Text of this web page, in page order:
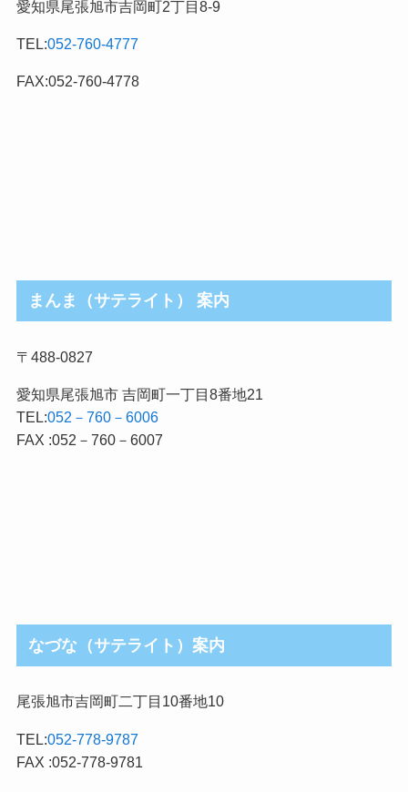
カ
ゴ
リ
愛知県尾張旭市吉岡町2丁目8-9
TEL:052-760-4777
FAX:052-760-4778
まんま（サテライト） 案内
〒488-0827
愛知県尾張旭市 吉岡町一丁目8番地21
TEL:052－760－6006
FAX :052－760－6007
なづな（サテライト）案内
尾張旭市吉岡町二丁目10番地10
TEL:052-778-9787
FAX :052-778-9781